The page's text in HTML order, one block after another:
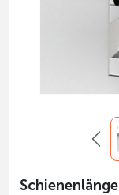
Schienenlänge